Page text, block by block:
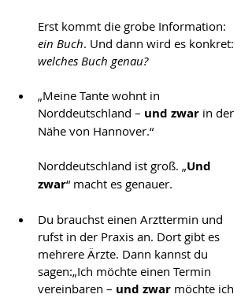
Erst kommt die grobe Information:
ein Buch. Und dann wird es konkret:
welches Buch genau?
„Meine Tante wohnt in
Norddeutschland – und zwar in der
Nähe von Hannover.“
Norddeutschland ist groß. „Und
zwar“ macht es genauer.
Du brauchst einen Arzttermin und
rufst in der Praxis an. Dort gibt es
mehrere Ärzte. Dann kannst du
sagen:„Ich möchte einen Termin
vereinbaren – und zwar möchte ich